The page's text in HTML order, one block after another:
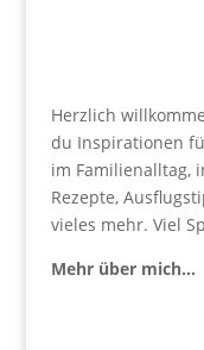
Herzlich
du Inspirationen
im Familienalltag,
Rezepte,
vieles mehr. Viel
Mehr über mich…